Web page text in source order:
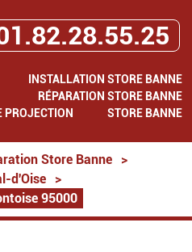
INSTALLATION STORE BANNE
RÉPARATION STORE BANNE
PROJECTION STORE BANNE
Store Banne
>
d'Oise
>
95000